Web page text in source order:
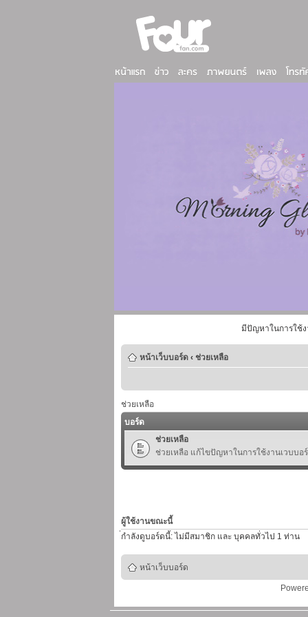
มีปัญหาในการใช้
หน้าเว็บบอร์ด ‹ ช่วยเหลือ
ช่วยเหลือ
บอร์ด
ช่วยเหลือ
ช่วยเหลือ แก้ไขปัญหาในการใช้งานเวบบอ
ผู้ใช้งานขณะนี้
่กำลังดูบอร์ดนี้: ไม่มีสมาชิก และ บุคคลทั่วไป 1 ท่าน
หน้าเว็บบอร์ด